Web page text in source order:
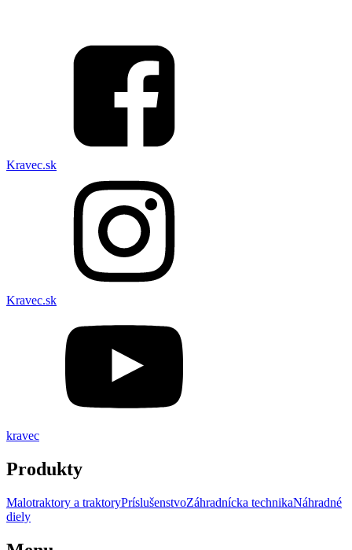
Kravec.sk
Kravec.sk
kravec
Produkty
Malotraktory a traktoryPríslušenstvoZáhradnícka technikaNáhradné
diely